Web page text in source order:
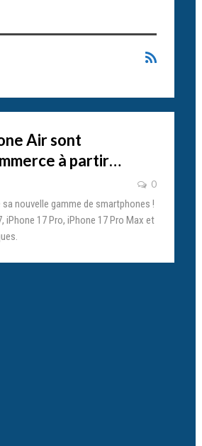
Air sont
à partir…
0
nouvelle gamme de smartphones !
iPhone 17 Pro, iPhone 17 Pro Max et